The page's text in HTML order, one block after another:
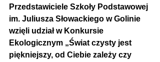
Przedstawiciele Szkoły Podstawowej
im. Juliusza Słowackiego w Golinie
wzięli udział w Konkursie
Ekologicznym „Świat czysty jest
piękniejszy, od Ciebie zależy czy